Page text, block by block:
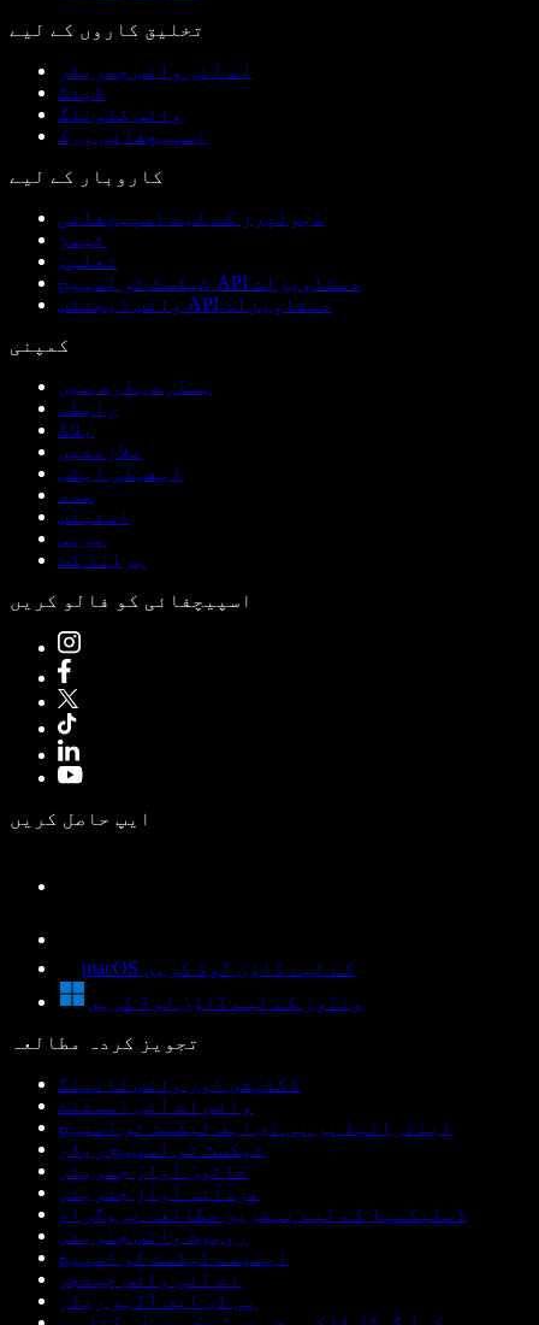
تخلیق کاروں کے لیے
اے آئی وائس جنریٹر
ڈبنگ
وائس کلوننگ
اسپیچفائی ورک
کاروبار کے لیے
ڈیولپرز کے لیے اسپیچفائی
ٹیمز
تعلیم
ٹیکسٹ ٹو اسپیچ API دستاویزات
وائس ایجنٹس API دستاویزات
کمپنی
ہمارے بارے میں
رابطہ
بلاگ
ملازمتیں
ایفیلی ایٹس
مدد
اسٹیٹس
پریس
برانڈ کٹ
اسپیچفائی کو فالو کریں
ایپ حاصل کریں
macOS کے لیے ڈاؤن لوڈ کریں
ونڈوز کے لیے ڈاؤن لوڈ کریں
تجویز کردہ مطالعہ
ڈکٹیشن اور وائس ٹائپنگ
وائس اے آئی اسسٹنٹ
اینڈرائیڈ پر پی ڈی ایف ٹیکسٹ ٹو اسپیچ
ٹیکسٹ ٹو اسپیچ ریڈر
خاتون آواز جنریٹر
مردانہ آواز جنریٹر
ڈسلیکسیا کے لیے بہترین مطالعہ پروگرام
روبوٹ وائس جنریٹر
اینیمے ٹیکسٹ ٹو اسپیچ
اے آئی وائس چینجر
پی ڈی ایف آڈیو ریڈر